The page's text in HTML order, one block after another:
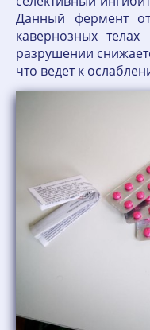
Данный фермент
кавернозных
разрушении
что ведет к